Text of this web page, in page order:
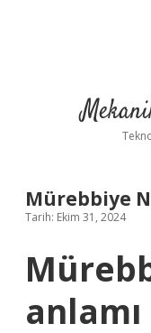
Mürebbiye
Tarih: Ekim 31, 2024